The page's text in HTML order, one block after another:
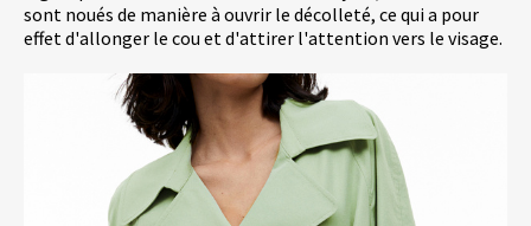
sont noués de manière à ouvrir le décolleté, ce qui a pour
effet d'allonger le cou et d'attirer l'attention vers le visage.